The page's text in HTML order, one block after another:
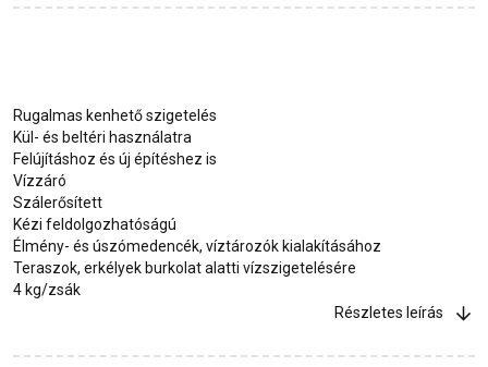
Rugalmas kenhető szigetelés
Kül- és beltéri használatra
Felújításhoz és új építéshez is
Vízzáró
Szálerősített
Kézi feldolgozhatóságú
Élmény- és úszómedencék, víztározók kialakításához
Teraszok, erkélyek burkolat alatti vízszigetelésére
4 kg/zsák
Részletes leírás